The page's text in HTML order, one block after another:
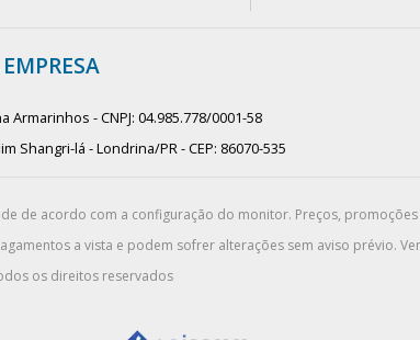
Armarinhos - CNPJ: 04.985.778/0001-58
Shangri-lá - Londrina/PR - CEP: 86070-535
acordo com a configuração do monitor. Preços,
a vista e podem sofrer alterações sem aviso prévio.
os direitos reservados